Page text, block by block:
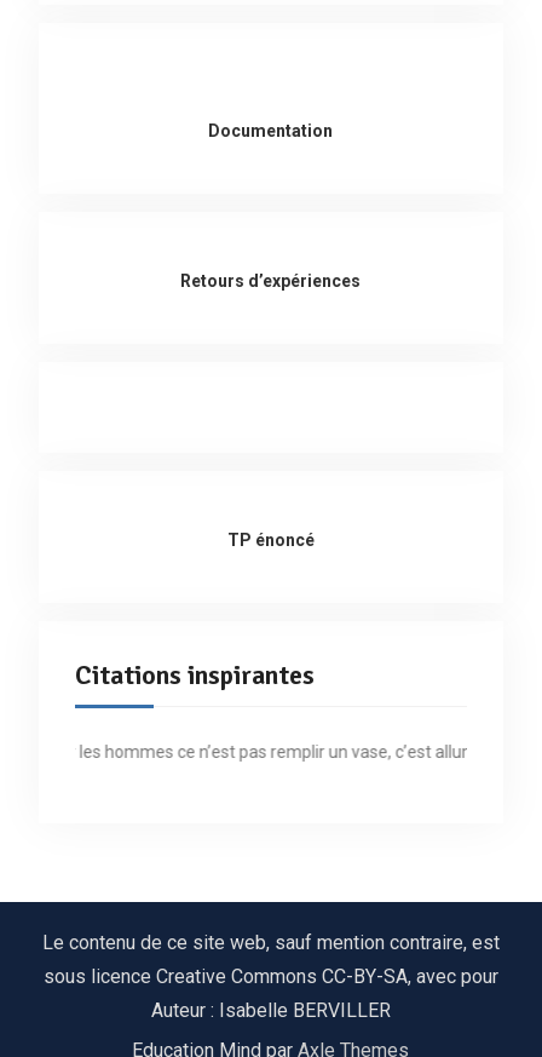
Documentation
Retours d’expériences
TP énoncé
Citations inspirantes
Former les hommes ce n’est pas remplir un vase, c’est allumer un
Le contenu de ce site web, sauf mention contraire, est
sous licence Creative Commons CC-BY-SA, avec pour
Auteur : Isabelle BERVILLER
Education Mind parAxle Themes